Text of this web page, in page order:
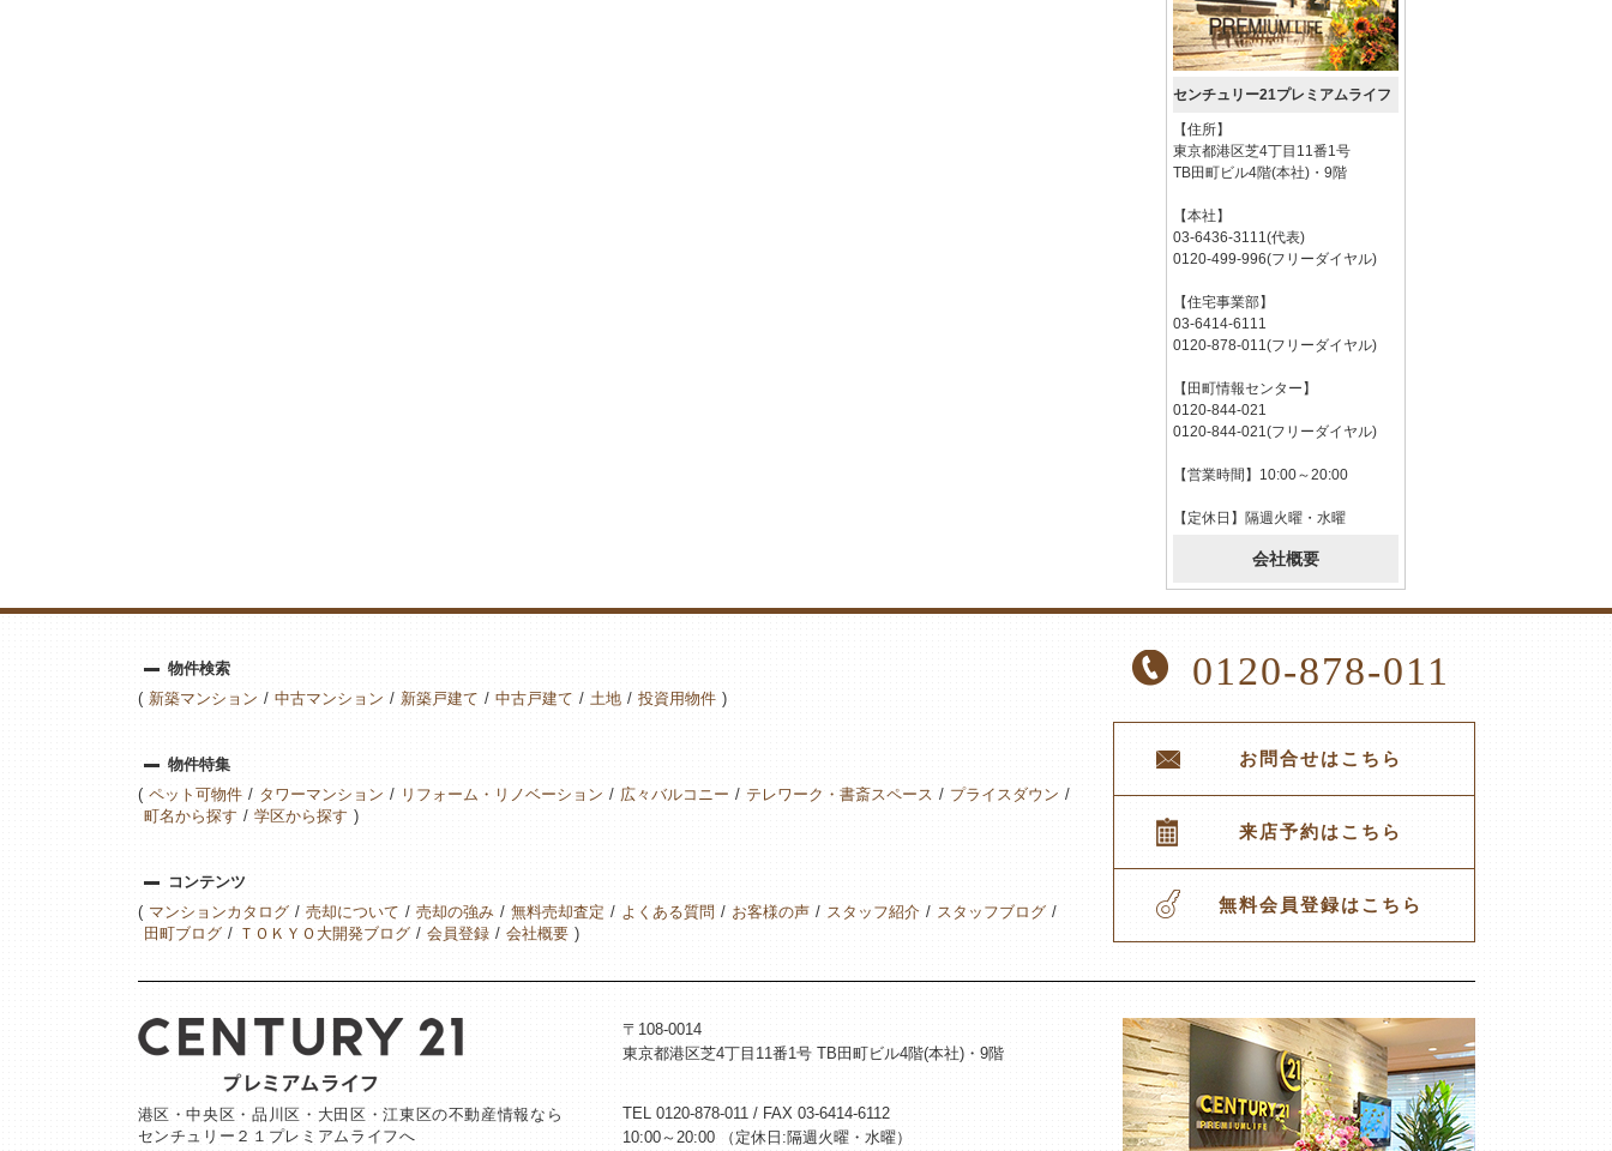
センチュリー21プレミアムライフ
【住所】
東京都港区芝4丁目11番1号
TB田町ビル4階(本社)・9階
【本社】
03-6436-3111(代表)
0120-499-996(フリーダイヤル)
【住宅事業部】
03-6414-6111
0120-878-011(フリーダイヤル)
【田町情報センター】
0120-844-021
0120-844-021(フリーダイヤル)
【営業時間】10:00～20:00
【定休日】隔週火曜・水曜
会社概要
物件検索
新築マンション
中古マンション 新築戸建て 中古戸建て 土地 投資用物件
物件特集
ペット可物件
タワーマンション リフォーム・リノベーション 広々バルコニー テレワーク・書斎スペース
プライスダウン
町名から探す
学区から探す
コンテンツ
マンションカタログ
売却について 売却の強み 無料売却査定 よくある質問 お客様の声 スタッフ紹介
スタッフブログ
田町ブログ
ＴＯＫＹＯ大開発ブログ 会員登録 会社概要
0120-878-011
お問合せはこちら
来店予約はこちら
無料会員登録はこちら
港区・中央区・品川区・大田区・江東区の不動産情報なら
センチュリー２１プレミアムライフへ
〒108-0014
東京都港区芝4丁目11番1号 TB田町ビル4階(本社)・9階
TEL 0120-878-011 / FAX 03-6414-6112
10:00～20:00 （定休日:隔週火曜・水曜）